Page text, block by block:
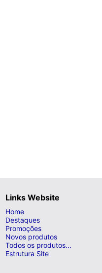
Links Website
Home
Destaques
Promoções
Novos produtos
Todos os produtos...
Estrutura Site